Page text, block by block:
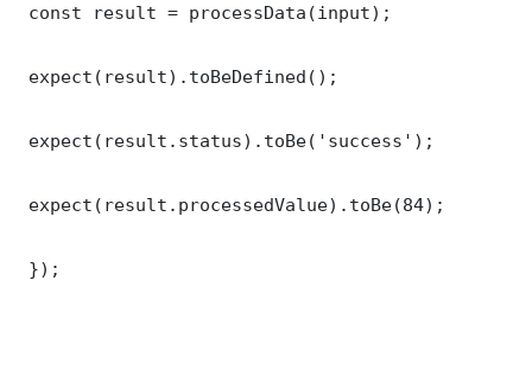
const result = processData(input);
expect(result).toBeDefined();
expect(result.status).toBe('success');
expect(result.processedValue).toBe(84);
});